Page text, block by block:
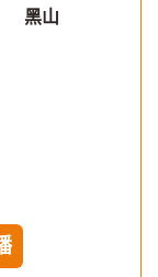
黑山